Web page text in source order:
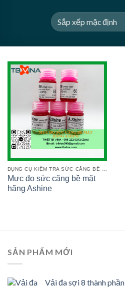
DỤNG CỤ KIỂM TRA SỨC CĂNG BỀ MẶT
Mực đo sức căng bề mặt
hãng Ashine
SẢN PHẨM MỚI
Vải đa sợi 8 thành phần